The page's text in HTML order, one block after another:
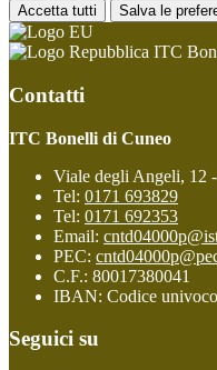
Accetta tutti Salva le
ITC
Contatti
ITC Bonelli di Cuneo
Viale degli Angeli, 12
Tel: 0171 693829
Tel: 0171 692353
Email:
PEC:
C.F.: 80017380041
IBAN: Codice
Seguici su